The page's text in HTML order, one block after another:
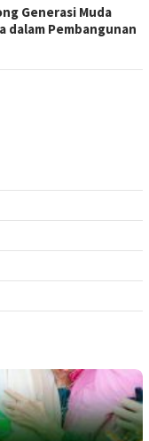
Generasi Muda
dalam Pembangunan